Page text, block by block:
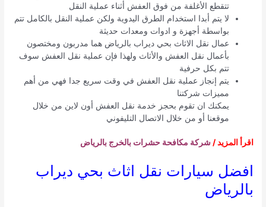
تتقطع الأغلفة من فوق العفش أثناء عملية النقل
لا يتم أبدا استخدام الطرق اليدوية ولكن عملية النقل بالكامل تتم
بواسطة أجهزة و ادوات ومعدات حديثة
عمال نقل الاثاث بحي ديراب بالرياض هما مدربون ومختصون
بأعمال نقل العفش والأثاث ولهذا فإن عملية نقل العفش سوف
تتم بكل حرفية
يتم إنجاز عملية نقل العفش في وقت سريع جدا فهي من أهم
مميزات شركتنا
يمكنك ان تقوم بحجز خدمة نقل العفش أون لاين من خلال
موقعنا أو من خلال الاتصال التليفوني
اقرأ المزيد /شركة مكافحة حشرات بالخرج بالرياض
افضل سيارات نقل اثاث بحي ديراب
بالرياض